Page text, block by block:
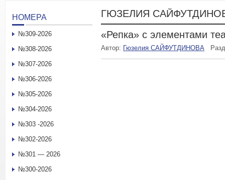
ГЮЗЕЛИЯ
«Репка» с элементами
Автор: Гюзелия САЙФУТДИНОВА
НОМЕРА
№309-2026
№308-2026
№307-2026
№306-2026
№305-2026
№304-2026
№303 -2026
№302-2026
№301 — 2026
№300-2026